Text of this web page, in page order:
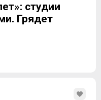
студии
Грядет